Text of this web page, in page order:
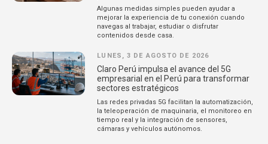
Algunas medidas simples pueden ayudar a
mejorar la experiencia de tu conexión cuando
navegas al trabajar, estudiar o disfrutar
contenidos desde casa.
LUNES, 3 DE AGOSTO DE 2026
Claro Perú impulsa el avance del 5G
empresarial en el Perú para transformar
sectores estratégicos
Las redes privadas 5G facilitan la automatización,
la teleoperación de maquinaria, el monitoreo en
tiempo real y la integración de sensores,
cámaras y vehículos autónomos.